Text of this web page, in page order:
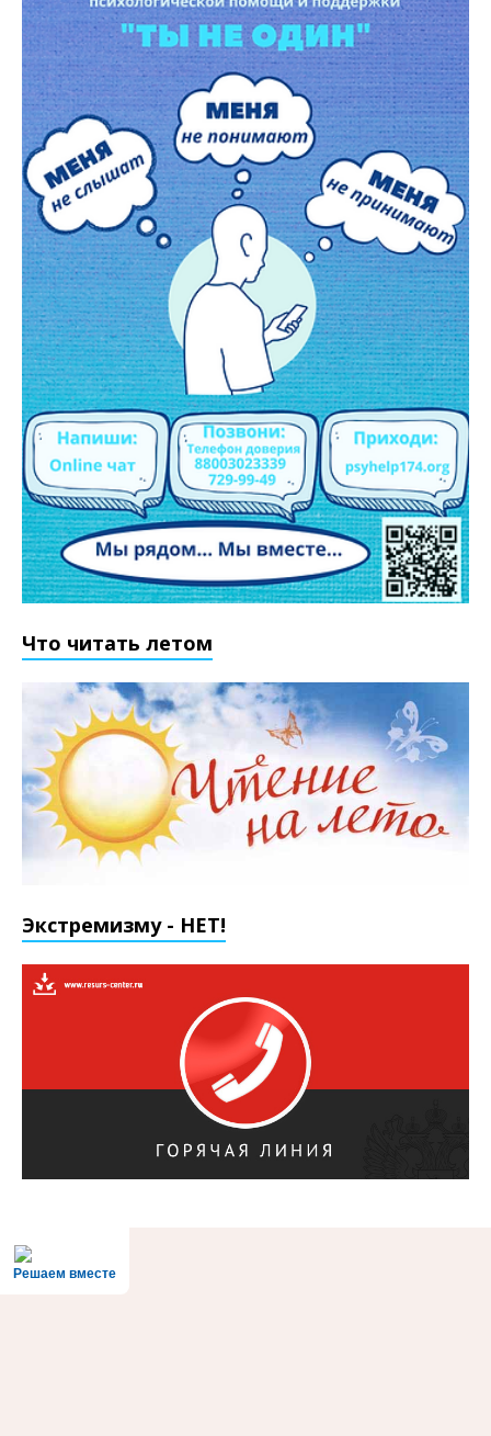
Что читать летом
Экстремизму - НЕТ!
Решаем вместе